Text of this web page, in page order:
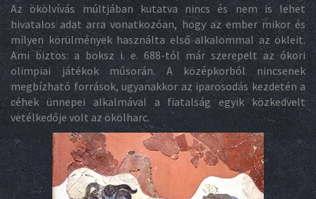
Az ökölvívás múltjában kutatva nincs és nem is lehet
hivatalos adat arra vonatkozóan, hogy az ember mikor és
milyen körülmények használta első alkalommal az ökleit.
Ami biztos: a boksz i. e. 688-tól már szerepelt az ókori
olimpiai játékok műsorán. A középkorból nincsenek
megbízható források, ugyanakkor az iparosodás kezdetén a
céhek ünnepei alkalmával a fiatalság egyik közkedvelt
vetélkedője volt az ökölharc.